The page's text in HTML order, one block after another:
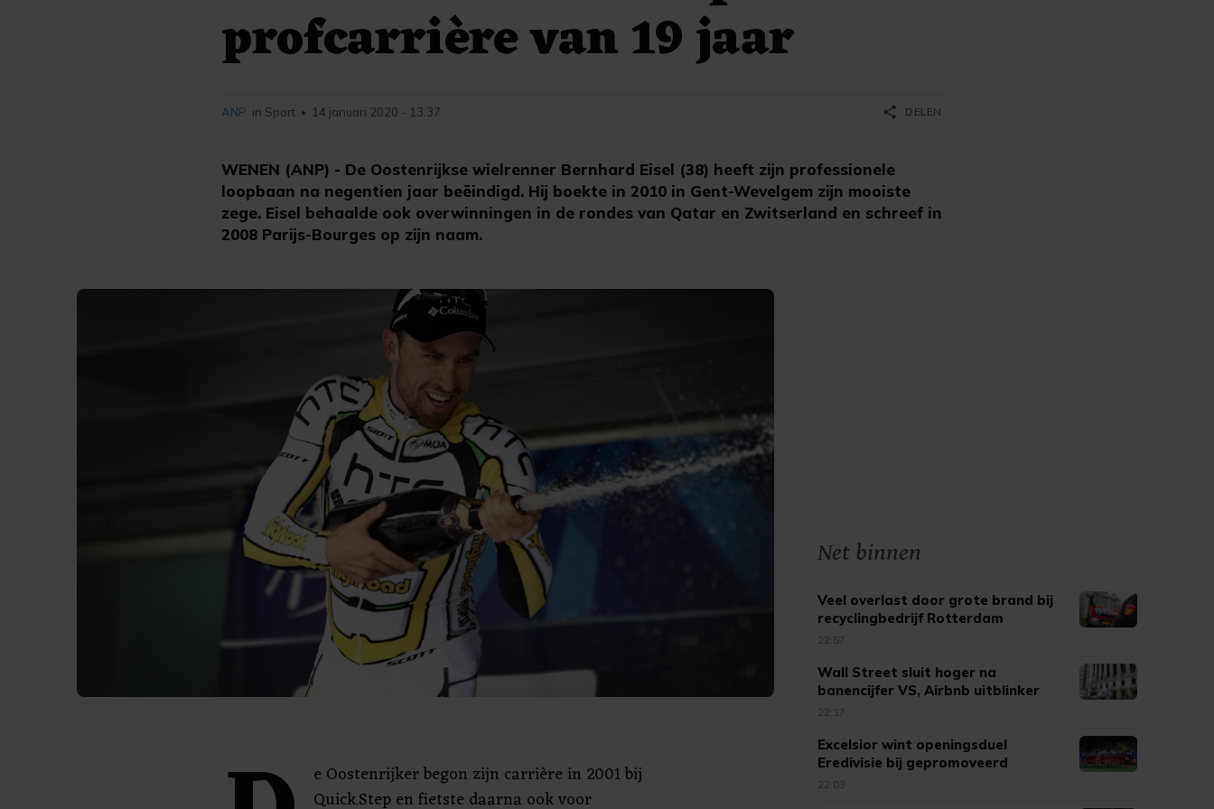
profcarrière van 19 jaar
WENEN (ANP) - De Oostenrijkse wielrenner Bernhard Eisel (38) heeft zijn professionele
loopbaan na negentien jaar beëindigd. Hij boekte in 2010 in Gent-Wevelgem zijn mooiste
zege. Eisel behaalde ook overwinningen in de rondes van Qatar en Zwitserland en schreef in
2008 Parijs-Bourges op zijn naam.
ANP in Sport • 14 januari 2020 - 13:37 share DELEN
e Oostenrijker begon zijn carrière in 2001 bij
Quick.Step en fietste daarna ook voor
Net binnen
Veel overlast door grote brand bij
recyclingbedrijf Rotterdam
22:57
Wall Street sluit hoger na
banencijfer VS, Airbnb uitblinker
22:17
Excelsior wint openingsduel
Eredivisie bij gepromoveerd
Cambuur
22:03